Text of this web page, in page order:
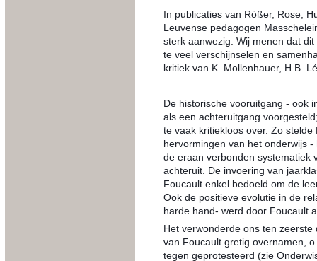
In publicaties van Rößer, Rose,
Leuvense pedagogen
sterk aanwezig. Wij menen dat
te veel verschijnselen en
kritiek van K. Mollenhauer, H.B.
De historische vooruitgang - ook
als een achteruitgang
te vaak kritiekloos over. Zo
hervormingen van het onderwijs
de eraan verbonden systematiek
achteruit. De invoering van
Foucault enkel bedoeld om de
Ook de positieve evolutie in de
harde hand- werd door Foucault
Het verwonderde ons ten
van Foucault gretig overnamen,
tegen geprotesteerd (zie